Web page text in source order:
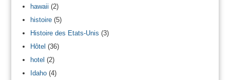
hawaii (2)
histoire(5)
Histoire des Etats-Unis (3)
Hôtel (36)
hotel (2)
Idaho(4)